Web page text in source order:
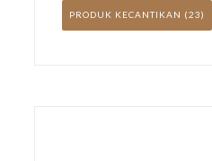
PRODUK KECANTIKAN (23)